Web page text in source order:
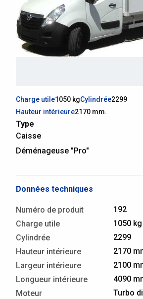
Charge utile1050 kgCylindrée2299
Hauteur intérieure2170 mm.
Type
Caisse
Déménageuse "Pro"
Données techniques
Numéro de produit
192
Charge utile
1050 kg
Cylindrée
2299
Hauteur intérieure
2170
Largeur intérieure
2100
Longueur intérieure
4090
Moteur
Turbo